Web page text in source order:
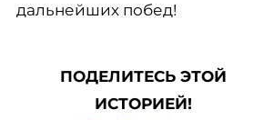
дальнейших побед!
ПОДЕЛИТЕСЬ ЭТОЙ
ИСТОРИЕЙ!